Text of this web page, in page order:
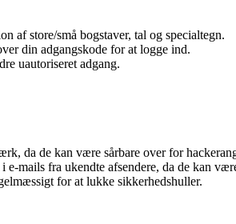
af store/små bogstaver, tal og specialtegn.
din adgangskode for at logge ind.
uautoriseret adgang.
da de kan være sårbare over for
mails fra ukendte afsendere, da de kan
for at lukke sikkerhedshuller.